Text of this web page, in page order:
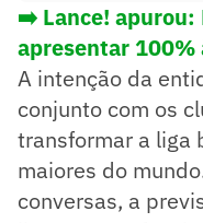
➡️ Lance!
apresentar 100%
A intenção da
conjunto com os
transformar a liga
maiores do
conversas, a